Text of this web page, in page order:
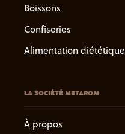
Boissons
Confiseries
Alimentation diététique
LA SOCIÉTÉ METAROM
À propos